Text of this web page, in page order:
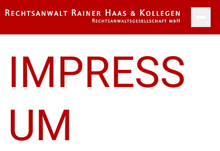
IMPRESS
UM
ÜBER UNS
KONTAKTFORMULAR